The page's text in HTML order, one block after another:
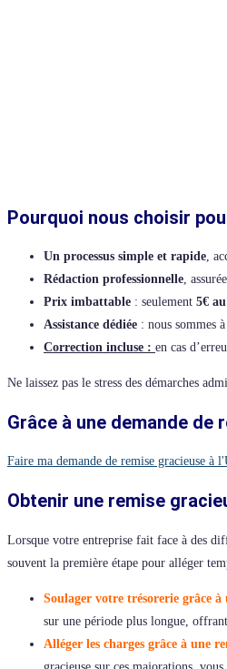
Pourquoi nous choisir
Un processus simple et rapide,
Rédaction professionnelle,
Prix imbattable : seulement 5€
Assistance dédiée : nous sommes
Correction incluse : en cas
Ne laissez pas le stress des démarches
Grâce à une demande de
Faire ma demande de remise gracieuse à
Obtenir une remise
Lorsque votre entreprise fait face à des
souvent la première étape pour alléger
Soulager votre trésorerie grâce à
sur une période plus longue,
Alléger les charges grâce à une